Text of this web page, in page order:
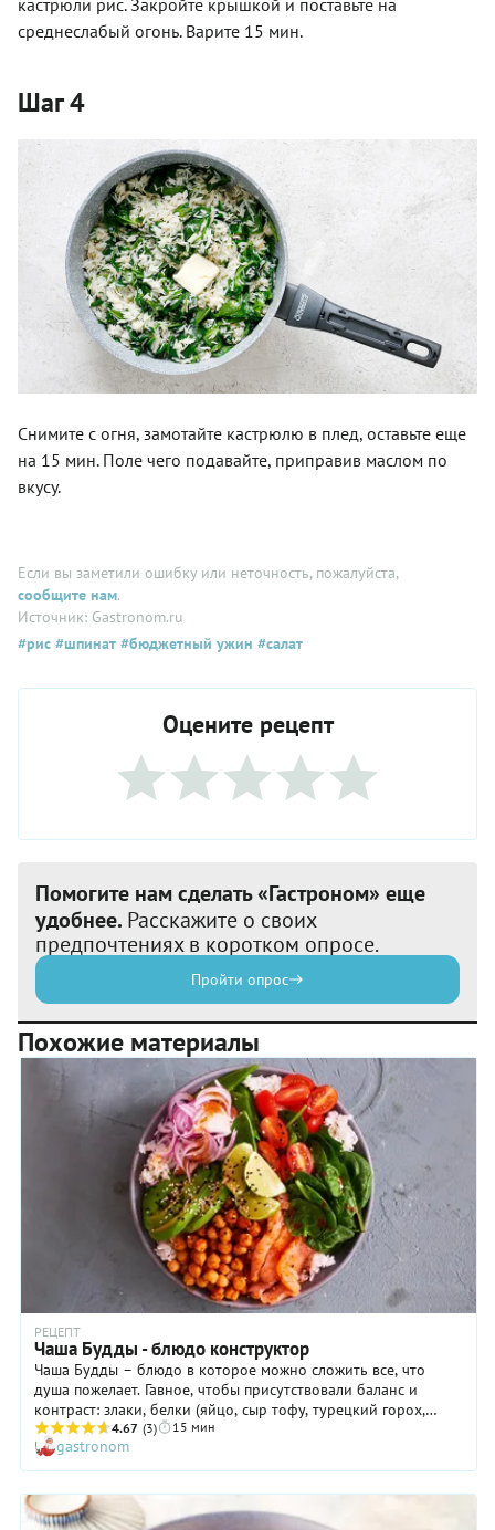
кастрюли рис. Закройте крышкой и поставьте на
среднеслабый огонь. Варите 15 мин.
Шаг 4
Снимите с огня, замотайте кастрюлю в плед, оставьте еще
на 15 мин. Поле чего подавайте, приправив маслом по
вкусу.
Если вы заметили ошибку или неточность, пожалуйста,
сообщите нам.
Источник: Gastronom.ru
#рис #шпинат #бюджетный ужин #салат
Оцените рецепт
Помогите нам сделать «Гастроном» еще
удобнее. Расскажите о своих
предпочтениях в коротком опросе.
Пройти опрос
Похожие материалы
РЕЦЕПТ
Чаша Будды - блюдо конструктор
Чаша Будды – блюдо в которое можно сложить все, что
душа пожелает. Гавное, чтобы присутствовали баланс и
контраст: злаки, белки (яйцо, сыр тофу, турецкий горох,
фасоль), овощи – вареные и сырые. Важно, чтобы еда была
«живой» и чтобы глаз радовался (возрадовался бы и у
Будды), так что не забудьте взять самую красивую миску.
4.67 (3) 15 мин
gastronom